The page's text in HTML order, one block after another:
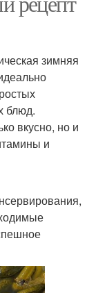
зимняя
блюд.
вкусно, но и
и